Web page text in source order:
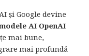
și Google devine
AI OpenAI
mai bune,
mai profundă